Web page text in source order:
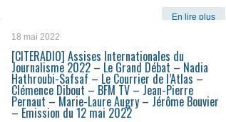
En lire plus
18 mai 2022
[CITERADIO] Assises Internationales du
Journalisme 2022 – Le Grand Débat – Nadia
Hathroubi-Safsaf – Le Courrier de l’Atlas –
Clémence Dibout – BFM TV – Jean-Pierre
Pernaut – Marie-Laure Augry – Jérôme Bouvier
– Emission du 12 mai 2022